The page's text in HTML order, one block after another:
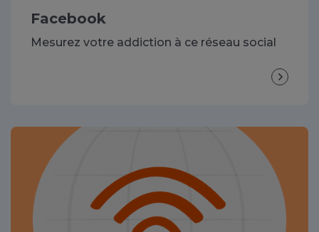
Facebook
Mesurez votre addiction à ce réseau social